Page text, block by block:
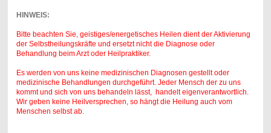
HINWEIS:
Bitte beachten Sie, geistiges/energetisches Heilen dient der Aktivierung
der Selbstheilungskräfte und ersetzt nicht die Diagnose oder
Behandlung beim Arzt oder Heilpraktiker.
Es werden von uns keine medizinischen Diagnosen gestellt oder
medizinische Behandlungen durchgeführt. Jeder Mensch der zu uns
kommt und sich von uns behandeln lässt, handelt eigenverantwortlich.
Wir geben keine Heilversprechen, so hängt die Heilung auch vom
Menschen selbst ab.